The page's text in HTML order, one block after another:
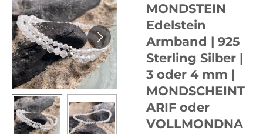
MONDSTEIN
Edelstein
Armband | 925
Sterling Silber |
3 oder 4 mm |
MONDSCHEINT
ARIF oder
VOLLMONDNA